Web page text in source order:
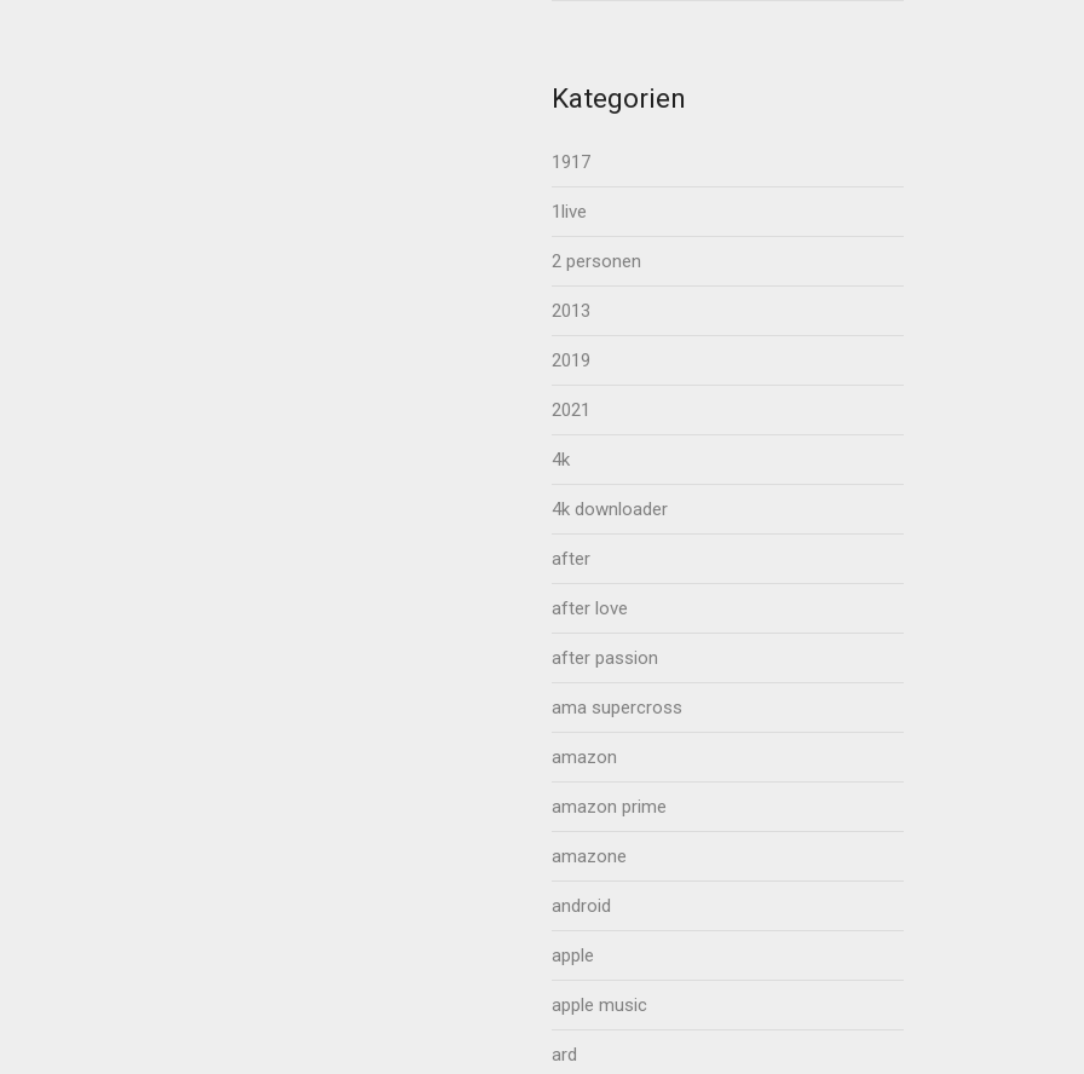
Kategorien
1917
1live
2 personen
2013
2019
2021
4k
4k downloader
after
after love
after passion
ama supercross
amazon
amazon prime
amazone
android
apple
apple music
ard